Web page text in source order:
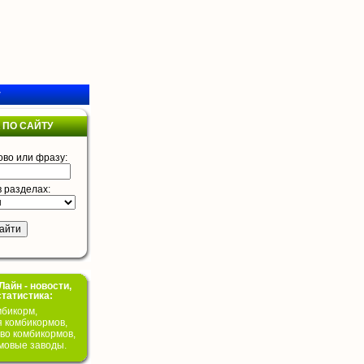
САЙТУ
или фразу:
разделах:
- новости,
комбикормов,
комбикормов,
заводы.